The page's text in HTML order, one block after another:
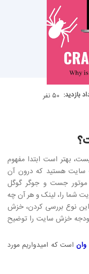
بازدید: ۵۰ نفر
بهتر است ابتدا مفهوم
هستید که درون آن
جست و جوگر گوگل
شما را، لینک و هر آن چه
نوع بررسی کردن، خزش
بودجه خزش سایت را توضیح
است که امیدواریم مورد